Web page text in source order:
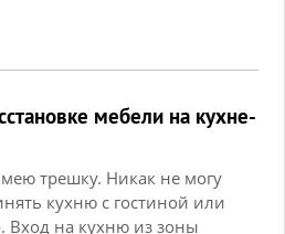
зрения доступа к этим
мебели на кухне-
трешку. Никак не могу
кухню с гостиной или
Вход на кухню из зоны